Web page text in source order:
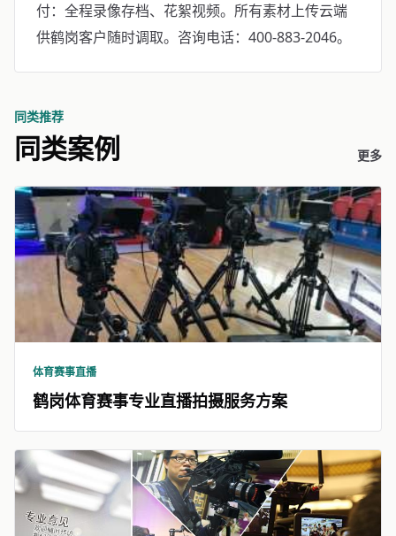
付：全程录像存档、花絮视频。所有素材上传云端
供鹤岗客户随时调取。咨询电话：400-883-2046。
同类推荐
同类案例 更多
体育赛事直播
鹤岗体育赛事专业直播拍摄服务方案